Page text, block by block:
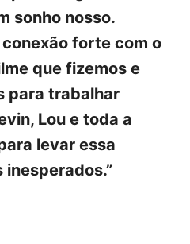
sonho nosso.
forte com o
que fizemos e
para trabalhar
Lou e toda a
levar essa